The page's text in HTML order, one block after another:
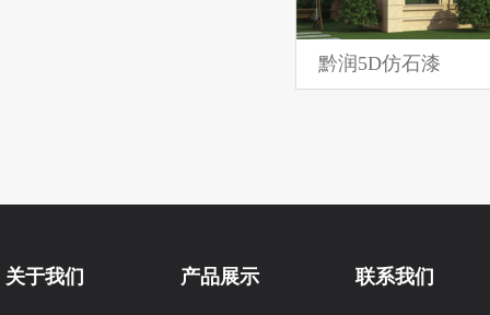
黔润5D仿石漆
关于我们 产品展示 联系我们